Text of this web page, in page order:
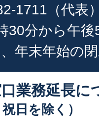
1711（代表
30分から午
年末年始の
業務延長に
日を除く）